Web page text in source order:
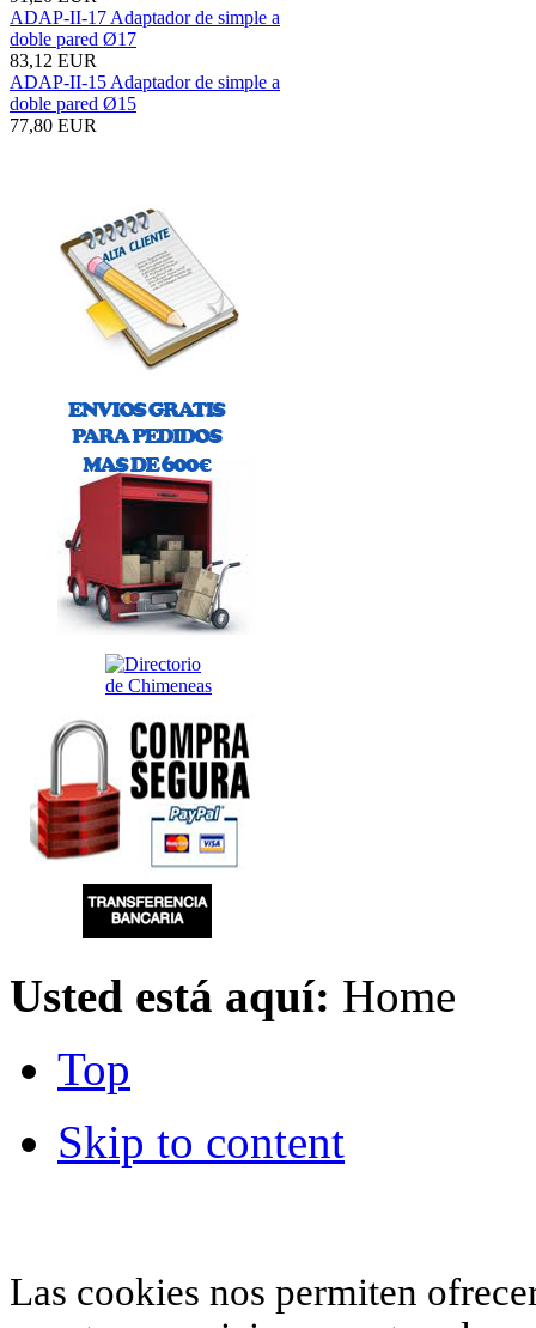
ADAP-II-17 Adaptador de simple a
doble pared Ø17
83,12 EUR
ADAP-II-15 Adaptador de simple a
doble pared Ø15
77,80 EUR
Usted está aquí: Home
Top
Skip to content
Las cookies nos permiten